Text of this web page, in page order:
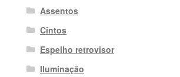
Assentos
Cintos
Espelho retrovisor
Iluminação